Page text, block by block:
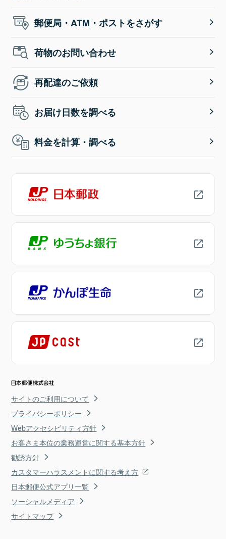
郵便局・ATM・ポストをさがす
荷物のお問い合わせ
再配達のご依頼
お届け日数を調べる
料金を計算・調べる
サイトのご利用について
プライバシーポリシー
Webアクセシビリティ方針
お客さま本位の業務運営に関する基本方針
勧誘方針
カスタマーハラスメントに関する考え方
日本郵便公式アプリ一覧
ソーシャルメディア
サイトマップ